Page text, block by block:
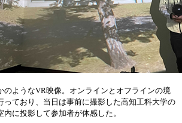
ようなVR映像。オンラインとオフラインの境
っており、当日は事前に撮影した高知工科大学の
に投影して参加者が体感した。